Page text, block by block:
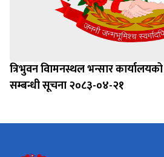
त्रिभुवन विामनस्थल भन्सार
सम्बन्धी सूचना २०८३-०४-२१